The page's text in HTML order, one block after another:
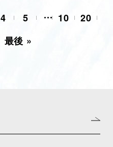
4 5 ... 10
20
最後 »